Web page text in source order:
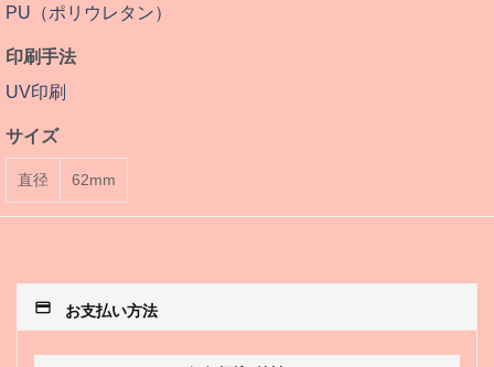
PU（ポリウレタン）
印刷手法
UV印刷
サイズ
直径 62mm
payment お支払い方法